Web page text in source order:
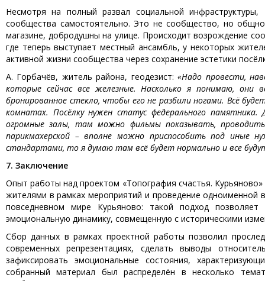
Несмотря на полный развал социальной
сообщества самостоятельно. Это не сообщество, но
магазине, добродушны на улице. Происходит возрождение
где теперь выступает местный ансамбль, у некоторых
активной жизни сообщества через сохранение эстетики
А. Горбачёв, житель района, геодезист:«Надо провести,
которые сейчас все железные. Насколько я понимаю,
бронированное стекло, чтобы его не разбили ногами. Всё
комнатах. Посёлку нужен статус федерального
огромные залы, там можно фильмы показывать,
парикмахерской – вполне можно приспособить под иные
стандартами, то я думаю там всё будет нормально и все
7. Заключение
Опыт работы над проектом «Топография счастья.
жителями в рамках мероприятий и проведение одноименной
повседневном мире Курьяново: такой подход
эмоциональную динамику, совмещенную с историческими
Сбор данных в рамках проектной работы позволил
современных репрезентациях, сделать выводы
зафиксировать эмоциональные состояния,
собранный материал был распределён в несколько